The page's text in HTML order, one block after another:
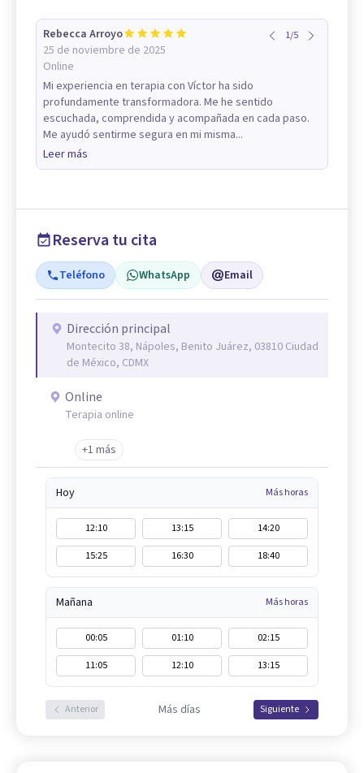
Rebecca Arroyo
25 de noviembre de 2025
Online
1/5
Mi experiencia en terapia con Víctor ha sido
profundamente transformadora. Me he sentido
escuchada, comprendida y acompañada en cada paso.
Me ayudó sentirme segura en mi misma...
Leer más
Reserva tu cita
Teléfono WhatsApp Email
Dirección principal
Montecito 38, Nápoles, Benito Juárez, 03810 Ciudad
de México, CDMX
Online
Terapia online
+1 más
Hoy Más horas
12:10 13:15
14:20
15:25
16:30 18:40
Mañana Más horas
00:05 01:10
02:15
11:05
12:10 13:15
Anterior Más días Siguiente